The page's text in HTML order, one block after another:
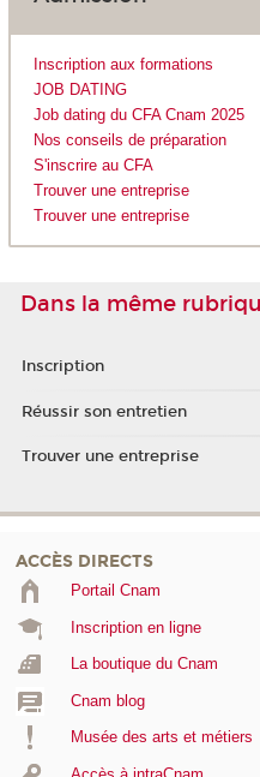
Inscription aux formations
JOB DATING
Job dating du CFA Cnam 2025
Nos conseils de préparation
S'inscrire au CFA
Trouver une entreprise
Trouver une entreprise
Dans la même
Inscription
Réussir son entretien
Trouver une entreprise
ACCÈS DIRECTS
Portail Cnam
Inscription en ligne
La boutique du Cnam
Cnam blog
Musée des arts et métiers